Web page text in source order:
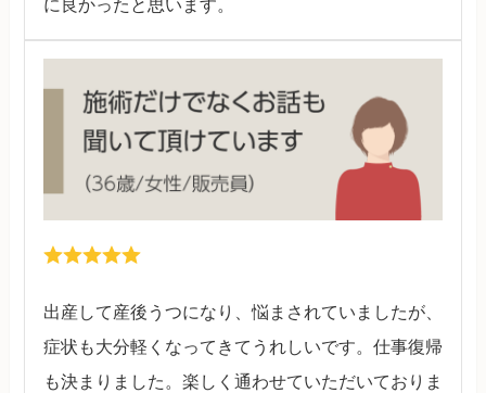
に良かったと思います。
出産して産後うつになり、悩まされていましたが、
症状も大分軽くなってきてうれしいです。仕事復帰
も決まりました。楽しく通わせていただいておりま